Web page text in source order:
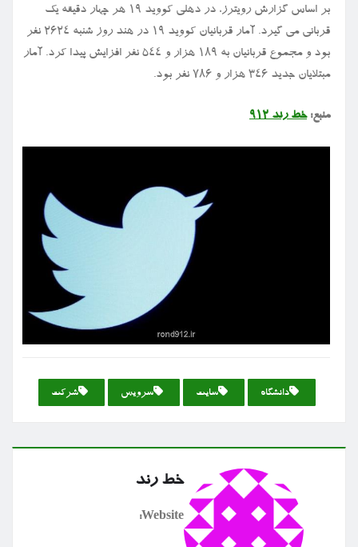
بر اساس گزارش رویترز، در دهلی کووید ۱۹ هر چهار دقیقه یک
قربانی می گیرد. آمار قربانیان کووید ۱۹ در هند روز شنبه ۲۶۲۴ نفر
بود و مجموع قربانیان به ۱۸۹ هزار و ۵۴۴ نفر افزایش پیدا کرد. آمار
مبتلایان جدید ۳۴۶ هزار و ۷۸۶ نفر بود.
منبع:خط رند ۹۱۲
دانشگاه سایت سرویس شركت
خط رند
Website: